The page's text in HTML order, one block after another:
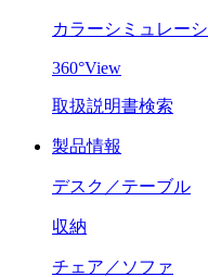
カラーシミュレー
360°View
取扱説明書検索
製品情報
デスク／テーブル
収納
チェア／ソファ